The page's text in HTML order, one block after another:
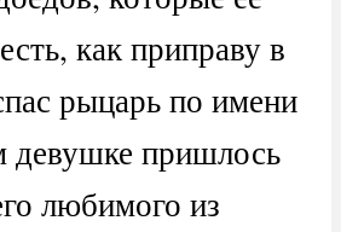
как приправу в
рыцарь по имени
девушке пришлось
любимого из